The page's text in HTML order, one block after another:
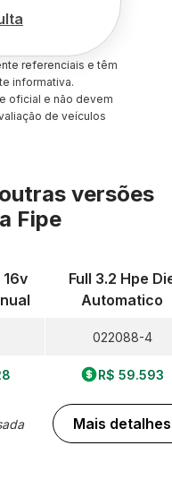
referenciais e têm
informativa.
oficial e não devem
de veículos
versões
Fipe
Full 3.2 Hpe
Automatico
022088-4
R$ 59.593
Mais detalhes